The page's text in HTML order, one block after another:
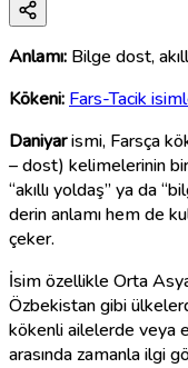
Anlamı: Bilge dost,
Kökeni: Fars-Tacik
Daniyarismi, Farsça
– dost) kelimelerinin
“akıllı yoldaş” ya da
derin anlamı hem de
çeker.
İsim özellikle Orta
Özbekistan gibi
kökenli ailelerde veya
arasında zamanla ilgi